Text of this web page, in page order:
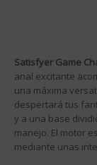
Satisfyer Game
anal excitante
una máxima
despertará tus
y a una base
manejo. El motor
mediante unas